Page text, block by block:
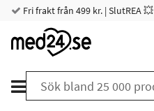
Fri frakt från 499 kr. | SlutREA 💥